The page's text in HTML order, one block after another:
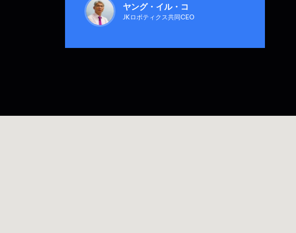
ヤング・イル・コ
JKロボティクス共同CEO